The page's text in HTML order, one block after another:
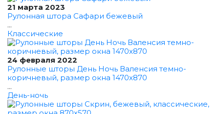
21 марта 2023
Рулонная штора Сафари бежевый
...
Классические
24 февраля 2022
Рулонные шторы День Ночь Валенсия темно-
коричневый, размер окна 1470x870
...
День-ночь